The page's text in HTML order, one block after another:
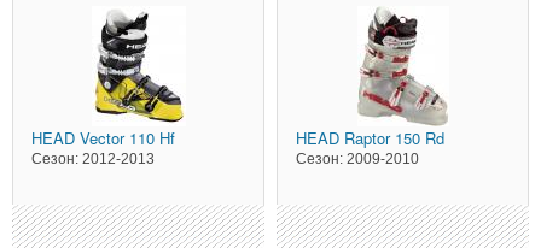
HEAD Vector 110 Hf
Сезон: 2012-2013
HEAD Raptor 150 Rd
Сезон: 2009-2010